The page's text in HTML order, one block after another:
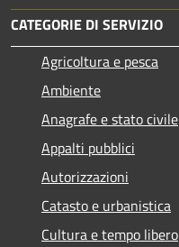
CATEGORIE DI SERVIZIO
Agricoltura e pesca
Ambiente
Anagrafe e stato civile
Appalti pubblici
Autorizzazioni
Catasto e urbanistica
Cultura e tempo libero